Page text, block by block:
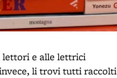
e alle lettrici
li trovi tutti raccolti